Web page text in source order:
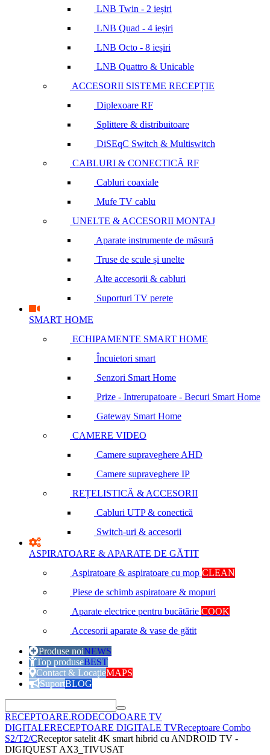
LNB Twin - 2 ieșiri
LNB Quad - 4 ieșiri
LNB Octo - 8 ieșiri
LNB Quattro & Unicable
ACCESORII SISTEME RECEPȚIE
Diplexoare RF
Splittere & distribuitoare
DiSEqC Switch & Multiswitch
CABLURI & CONECTICĂ RF
Cabluri coaxiale
Mufe TV cablu
UNELTE & ACCESORII MONTAJ
Aparate instrumente de măsură
Truse de scule și unelte
Alte accesorii & cabluri
Suporturi TV perete
SMART HOME
ECHIPAMENTE SMART HOME
Încuietori smart
Senzori Smart Home
Prize - Intrerupatoare - Becuri Smart Home
Gateway Smart Home
CAMERE VIDEO
Camere supraveghere AHD
Camere supraveghere IP
REȚELISTICĂ & ACCESORII
Cabluri UTP & conectică
Switch-uri & accesorii
ASPIRATOARE & APARATE DE GĂTIT
Aspiratoare & aspiratoare cu mop CLEAN
Piese de schimb aspiratoare & mopuri
Aparate electrice pentru bucătărie COOK
Accesorii aparate & vase de gătit
Produse noiNEWS
Top produseBEST
Contact & LocațieMAPS
SuportBLOG
RECEPTOARE.RODECODOARE TV
DIGITALERECEPTOARE DIGITALE TVReceptoare Combo
S2/T2/CReceptor satelit 4K smart hibrid cu ANDROID TV -
DIGIQUEST AX3_TIVUSAT